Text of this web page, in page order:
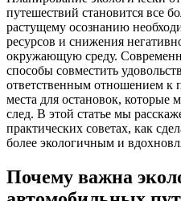
путешествий становится все
растущему осознанию
ресурсов и снижения
окружающую среду.
способы совместить
ответственным отношением к
места для остановок, которые
след. В этой статье мы
практических советах, как
более экологичным и
Почему важна